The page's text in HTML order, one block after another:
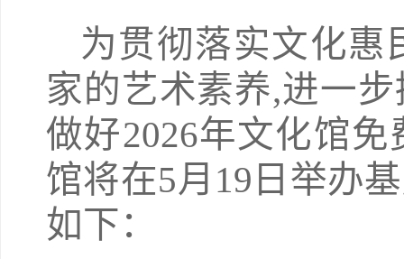
为贯彻落实文化惠
家的艺术素养,进一
做好2026年文化馆
馆将在5月19日举办
如下：